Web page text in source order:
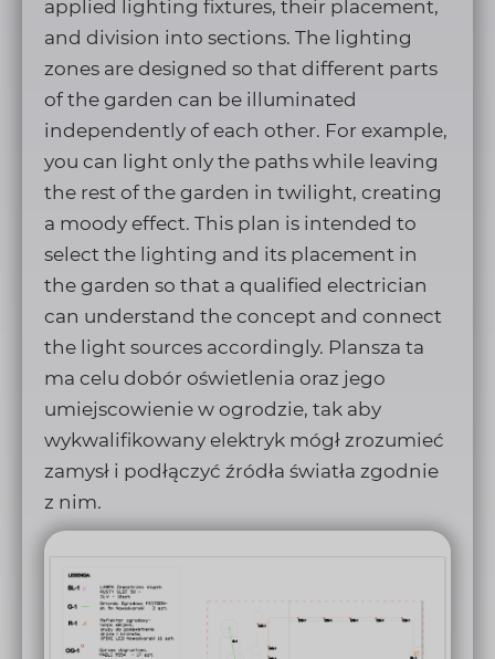
applied lighting fixtures, their placement,
and division into sections. The lighting
zones are designed so that different parts
of the garden can be illuminated
independently of each other. For example,
you can light only the paths while leaving
the rest of the garden in twilight, creating
a moody effect. This plan is intended to
select the lighting and its placement in
the garden so that a qualified electrician
can understand the concept and connect
the light sources accordingly. Plansza ta
ma celu dobór oświetlenia oraz jego
umiejscowienie w ogrodzie, tak aby
wykwalifikowany elektryk mógł zrozumieć
zamysł i podłączyć źródła światła zgodnie
z nim.